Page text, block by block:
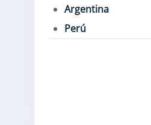
Argentina
Perú